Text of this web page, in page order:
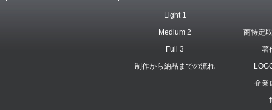
Light 1
Medium 2
Full 3
制作から納品までの流れ
商特定
著
企業